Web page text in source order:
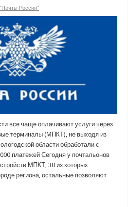
России"
все чаще оплачивают услуги через
терминалы (МПКТ), не выходя из
области обработали с
платежей Сегодня у почтальонов
МПКТ, 30 из которых
региона, остальные позволяют